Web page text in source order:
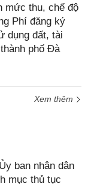
mức thu, chế độ
Phí đăng ký
dụng đất, tài
phố Đà
Xem thêm
ban nhân dân
mục thủ tục